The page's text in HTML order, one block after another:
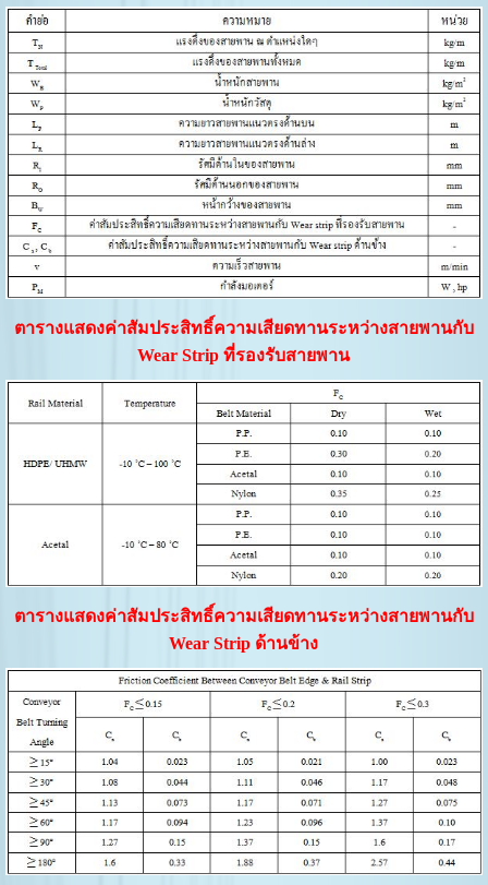
ตารางแสดงค่าสัมประสิทธิ์ความเสียดทานระหว่างสายพานกับ
Wear Stripที่รองรับสายพาน
ตารางแสดงค่าสัมประสิทธิ์ความเสียดทานระหว่างสายพานกับ
Wear Strip ด้านข้าง